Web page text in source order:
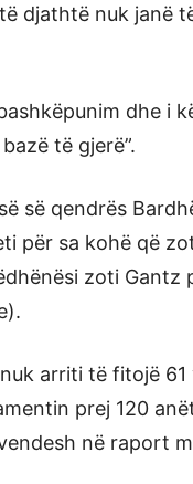
djathtë nuk janë
dhe i
të gjerë”.
së qendrës
për sa kohë që
zoti
arriti të fitojë
prej 120
në raport